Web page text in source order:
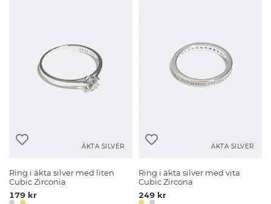
ÄKTA SILVER
Ring i äkta silver med liten
Cubic Zirconia
179 kr
ÄKTA SILVER
Ring i äkta silver med vita
Cubic Zircona
249 kr